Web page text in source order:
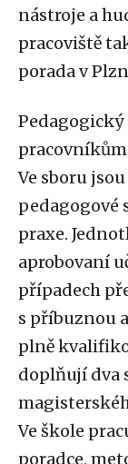
nástroje a
pracoviště
porada v
Ve sboru
pedagogové
praxe.
aprobovaní
případech
s příbuznou
plně
doplňují dva
Ve škole
poradce,